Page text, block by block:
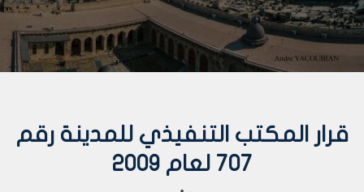
قرار المكتب التنفيذي للمدينة رقم
707 لعام 2009